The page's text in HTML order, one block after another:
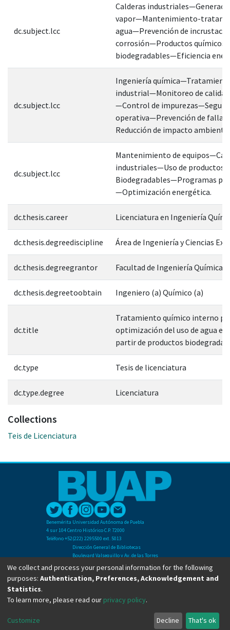
dc.subject.lcc
Calderas
vapor—Mantenimiento-
agua—Prevención de
corrosión—Productos químicos
biodegradables—Eficiencia
dc.subject.lcc
Ingeniería
industrial—Monitoreo de calidad
—Control de
operativa—Prevención de
Reducción de impacto
dc.subject.lcc
Mantenimiento de
industriales—Uso de productos
Biodegradables—Programas
—Optimización energética.
dc.thesis.career Licenciatura en Ingeniería
dc.thesis.degreediscipline Área de Ingeniería y Ciencias
dc.thesis.degreegrantor Facultad de Ingeniería Química
dc.thesis.degreetoobtain Ingeniero (a) Químico (a)
dc.title
Tratamiento químico interno
optimización del uso de agua en
partir de productos
dc.type Tesis de licenciatura
dc.type.degree Licenciatura
Collections
Teis de Licenciatura
Benemérita Universidad Autónoma de Puebla
4 sur 104 Centro Histórico C.P. 72000
Teléfono +52(222) 2295500 ext. 5013
Dirección General de Bibliotecas
Boulevard Valsequillo y Av. de las Torres
Ciudad Universitaria. Col. San Manuel
C.P. 72570
Teléfono +52 (222) 2295500 Ext 2901
Copyright © Dirección General de Bibliotecas - BUAP 2024. All right reserved.
We collect and process your personal information for the following
purposes: Authentication, Preferences, Acknowledgement and
Statistics.
To learn more, please read our privacy policy.
Customize Decline That's ok